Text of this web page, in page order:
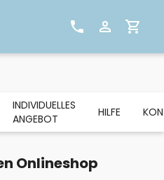
INDIVIDUELLES
ANGEBOT
HILFE
Onlineshop